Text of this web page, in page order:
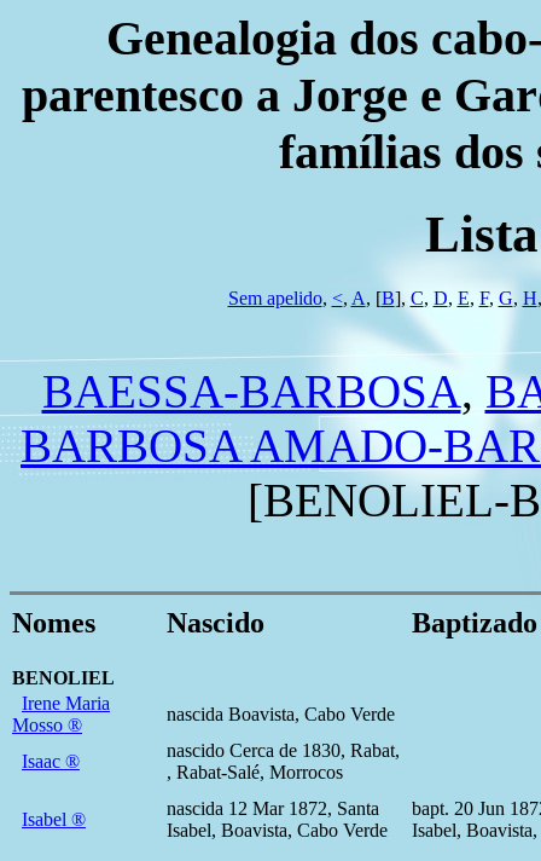
Genealogia dos
parentesco a Jorge e
famílias dos
Sem apelido, <, A, [B], C, D, E, F, G, H
BAESSA-BARBOSA,
BARBOSA AMADO-
[BENOLIEL-
Nomes Nascido Baptizado
BENOLIEL
Irene Maria
Mosso ®
nascida Boavista, Cabo Verde
Isaac ®
nascido Cerca de 1830, Rabat,
, Rabat-Salé, Morrocos
Isabel ®
nascida 12 Mar 1872, Santa
Isabel, Boavista, Cabo Verde
bapt. 20 Jun
Isabel,